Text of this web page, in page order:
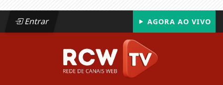
Entrar AGORA AO VIVO